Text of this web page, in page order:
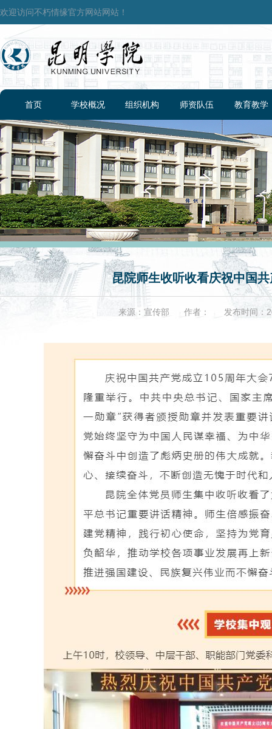
欢迎访问不朽情缘官方网站网站！
首页 学校概况 组织机构 师资队伍 教育教学
昆院师生收听收看庆祝中国
来源：宣传部 作者： 发布时间